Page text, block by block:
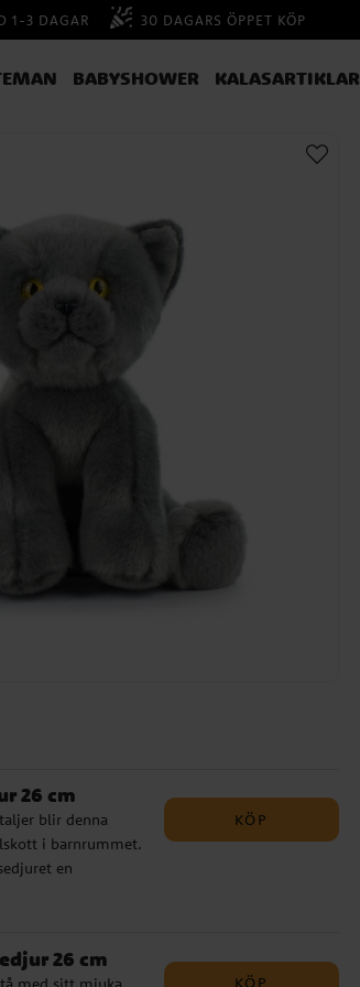
1-3 DAGAR 30 DAGARS ÖPPET KÖP
BABYSHOWER KALASARTIKLAR
26 cm
blir denna
i barnrummet.
en
Det här är ett
present till
KÖP
26 cm
KÖP